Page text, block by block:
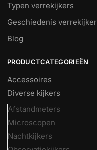
Typen verrekijkers
Geschiedenis verrekijker
Blog
PRODUCTCATEGORIEËN
Accessoires
Diverse kijkers
Afstandmeters
Microscopen
Nachtkijkers